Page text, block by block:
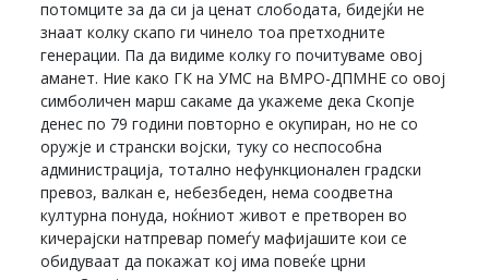
потомците за да си ја ценат слободата, бидејќи не
знаат колку скапо ги чинело тоа претходните
генерации. Па да видиме колку го почитуваме овој
аманет. Ние како ГК на УМС на ВМРО-ДПМНЕ со овој
симболичен марш сакаме да укажеме дека Скопје
денес по 79 години повторно е окупиран, но не со
оружје и странски војски, туку со неспособна
администрација, тотално нефункционален градски
превоз, валкан е, небезбеден, нема соодветна
културна понуда, ноќниот живот е претворен во
кичерајски натпревар помеѓу мафијашите кои се
обидуваат да покажат кој има повеќе црни